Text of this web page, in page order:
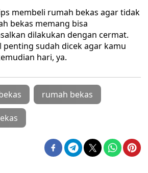
membeli rumah bekas agar tidak
bekas memang bisa
dilakukan dengan cermat.
penting sudah dicek agar kamu
hari, ya.
rumah bekas